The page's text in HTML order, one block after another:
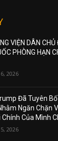
VIỆN DÂN
PHÒNG HẠN
2026
Đã Tuyên
Ngăn Chặn
Chính Của Mình
2026